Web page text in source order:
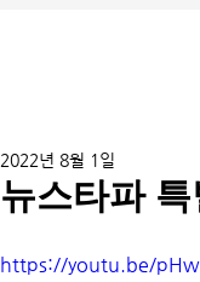
뉴스타파
2022년 8월 1일
https://youtu.be/